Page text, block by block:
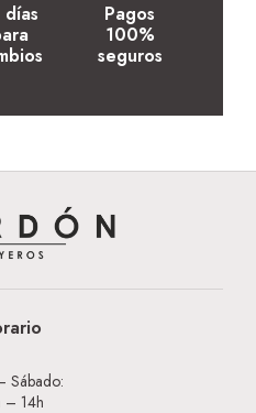
días
Pagos
100%
seguros
Sábado:
– 14h